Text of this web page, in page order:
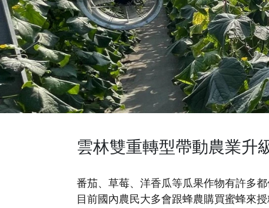
雲林雙重轉型帶動農業升
番茄、草莓、洋香瓜等瓜果作物有許多
目前國內農民大多會跟蜂農購買蜜蜂來